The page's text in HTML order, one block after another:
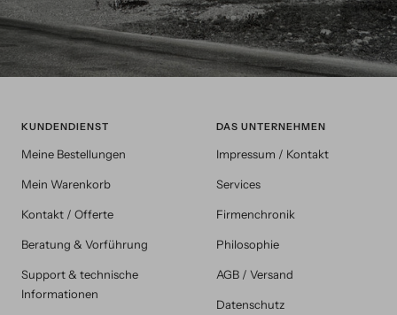
KUNDENDIENST
Meine Bestellungen
Mein Warenkorb
Kontakt / Offerte
Beratung & Vorführung
Support & technische
Informationen
DAS UNTERNEHMEN
Impressum / Kontakt
Services
Firmenchronik
Philosophie
AGB / Versand
Datenschutz